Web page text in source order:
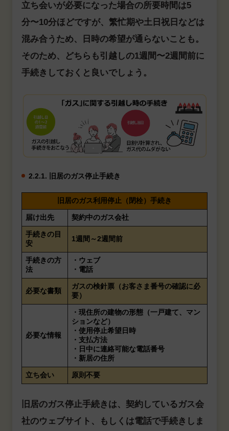
立ち会いが必要になった場合の所要時間は5
分〜10分ほどですが、繁忙期や土日祝日などは
混み合うため、日時の希望が通らないことも。
そのため、どちらも引越しの1週間〜2週間前に
手続きしておくと良いでしょう。
2.2.1. 旧居のガス停止手続き
旧居のガス利用停止（閉栓）手続き
届け出先 契約中のガス会社
手続きの目
安
1週間～2週間前
手続きの方
法
・ウェブ
・電話
必要な書類
ガスの検針票（お客さま番号の確認に必
要）
必要な情報
・現住所の建物の形態（一戸建て、マン
ションなど）
・使用停止希望日時
・支払方法
・日中に連絡可能な電話番号
・新居の住所
立ち会い 原則不要
旧居のガス停止手続きは、契約しているガス会
社のウェブサイト、もしくは電話で手続きしま